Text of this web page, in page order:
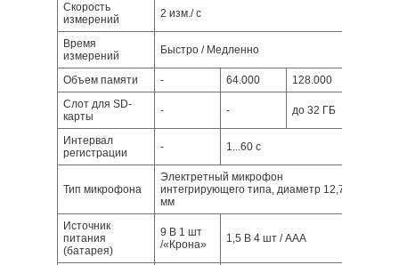
Скорость
измерений
2 изм./ с
Время
измерений
Быстро / Медленно
Объем памяти - 64.000
128.000
Слот для SD-
карты
- - до 32 ГБ
Интервал
регистрации
- 1...60 с
Тип микрофона
Электретный микрофон
интегрирующего типа, диаметр 12,7
мм
Источник
питания
(батарея)
9 В 1 шт
/«Крона»
1,5 В 4 шт / ААА